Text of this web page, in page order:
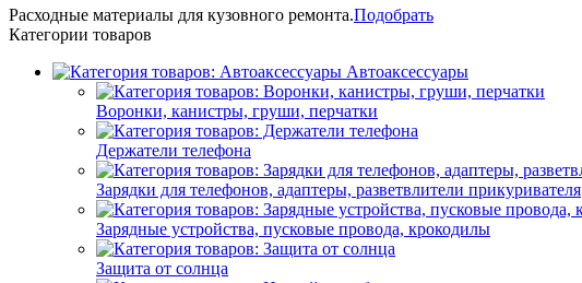
Расходные материалы для кузовного ремонта.Подобрать
Категории товаров
Автоаксессуары
Воронки, канистры, груши, перчатки
Держатели телефона
Зарядки для телефонов, адаптеры, разветвлители прикуривателя
Зарядные устройства, пусковые провода, крокодилы
Защита от солнца